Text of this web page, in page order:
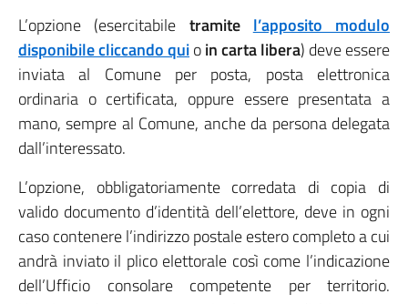
L’opzione (esercitabile tramitel’apposito modulo
disponibile cliccando quioin carta libera) deve essere
inviata al Comune per posta, posta elettronica
ordinaria o certificata, oppure essere presentata a
mano, sempre al Comune, anche da persona delegata
dall’interessato.
L’opzione, obbligatoriamente corredata di copia di
valido documento d’identità dell’elettore, deve in ogni
caso contenere l’indirizzo postale estero completo a cui
andrà inviato il plico elettorale così come l’indicazione
dell’Ufficio consolare competente per territorio.